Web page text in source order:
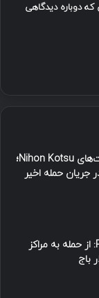
که دوباره دیدگاهی
آلودگی به بدافزار در زیرساخت‌های Nihon Kotsu؛
جریان حمله اخیر
اعتراف تکان‌دهنده هکر Ryuk: از حمله به مراکز
باج